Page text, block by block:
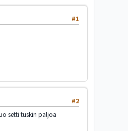
#1
#2
setti tuskin paljoa